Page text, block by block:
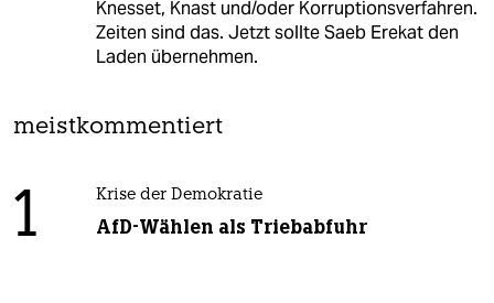
Knesset, Knast und/oder Korruptionsverfahren.
Zeiten sind das. Jetzt sollte Saeb Erekat den
Laden übernehmen.
meistkommentiert
1 Krise der Demokratie
AfD-Wählen als Triebabfuhr